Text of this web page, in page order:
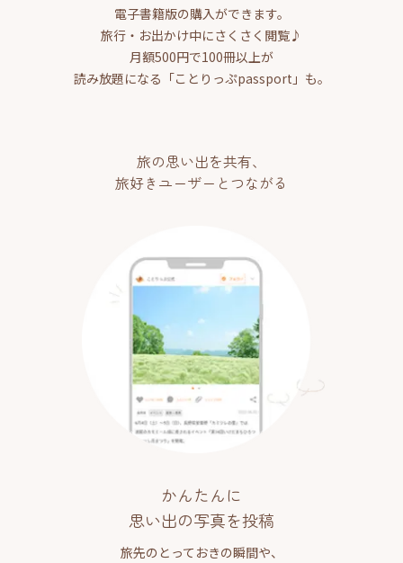
電子書籍版の購入ができます。
旅行・お出かけ中にさくさく閲覧♪
月額500円で100冊以上が
読み放題になる「ことりっぷpassport」も。
旅の思い出を共有、
旅好きユーザーとつながる
かんたんに
思い出の写真を投稿
旅先のとっておきの瞬間や、